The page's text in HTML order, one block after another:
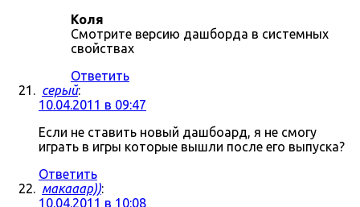
Коля
Смотрите версию дашборда в системных
свойствах
Ответить
серый:
10.04.2011 в 09:47
Если не ставить новый дашбоард, я не смогу
играть в игры которые вышли после его выпуска?
Ответить
макааар)):
10.04.2011 в 10:08